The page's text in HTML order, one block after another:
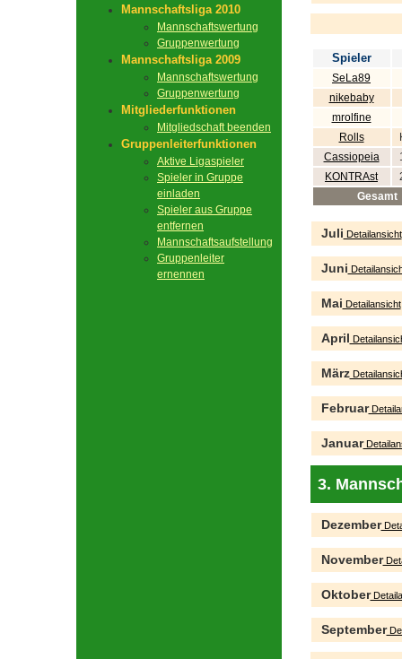
Mannschaftsliga 2010
Mannschaftswertung
Gruppenwertung
Mannschaftsliga 2009
Mannschaftswertung
Gruppenwertung
Mitgliederfunktionen
Mitgliedschaft beenden
Gruppenleiterfunktionen
Aktive Ligaspieler
Spieler in Gruppe
einladen
Spieler aus Gruppe
entfernen
Mannschaftsaufstellung
Gruppenleiter
ernennen
Spieler
SeLa89
nikebaby
mrolfine
Rolls
Cassiopeia
KONTRAst
Gesamt
Juli Detailansicht
Juni
Mai Detailansicht
April
März
Februar
Januar
3.
Dezember
November
Oktober
September